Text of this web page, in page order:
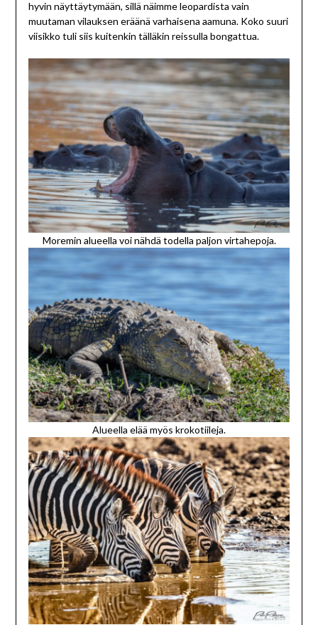
hyvin näyttäytymään, sillä näimme leopardista vain
muutaman vilauksen eräänä varhaisena aamuna. Koko suuri
viisikko tuli siis kuitenkin tälläkin reissulla bongattua.
Moremin alueella voi nähdä todella paljon virtahepoja.
Alueella elää myös krokotiileja.